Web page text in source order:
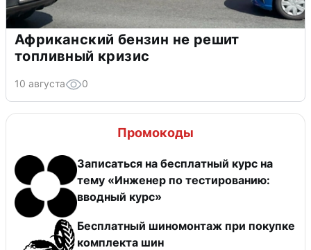
Африканский бензин не решит
топливный кризис
10 августа 0
Промокоды
Записаться на бесплатный курс на
тему «Инженер по тестированию:
вводный курс»
Бесплатный шиномонтаж при покупке
комплекта шин